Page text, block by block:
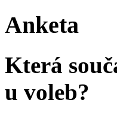
Anketa
Která
u voleb?